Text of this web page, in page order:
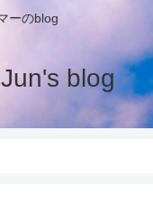
ーのblog
blog